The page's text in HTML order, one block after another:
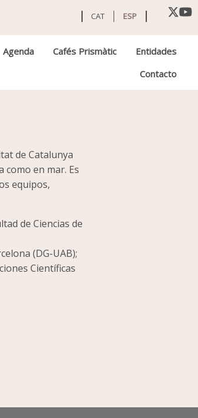
CAT ESP
Agenda Cafés Prismàtic
Entidades
Contacto
de Catalunya
en mar. Es
equipos,
de Ciencias de
(DG-UAB);
Científicas